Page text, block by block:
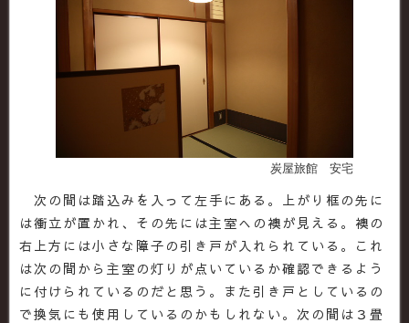
炭屋旅館 安宅
次の間は踏込みを入って左手にある。上がり框の先に
は衝立が置かれ、その先には主室への襖が見える。襖の
右上方には小さな障子の引き戸が入れられている。これ
は次の間から主室の灯りが点いているか確認できるよう
に付けられているのだと思う。また引き戸としているの
で換気にも使用しているのかもしれない。次の間は３畳